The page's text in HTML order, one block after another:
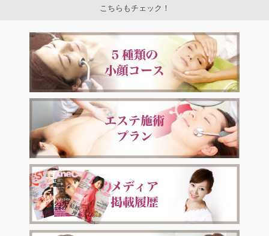
こちらもチェック！